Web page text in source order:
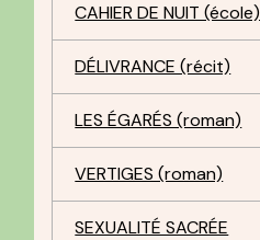
CAHIER DE NUIT (école)
DÉLIVRANCE (récit)
LES ÉGARÉS (roman)
VERTIGES (roman)
SEXUALITÉ SACRÉE